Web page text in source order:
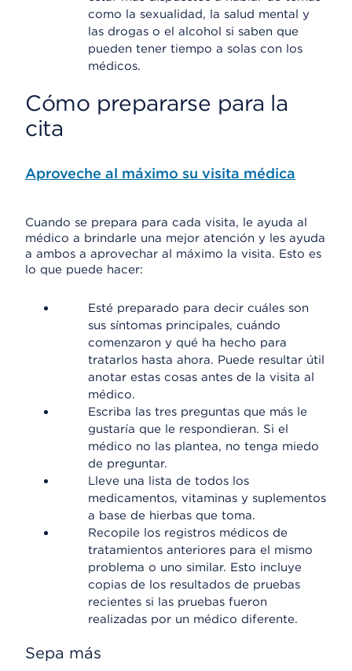
como la sexualidad, la salud mental y
las drogas o el alcohol si saben que
pueden tener tiempo a solas con los
médicos.
Cómo prepararse para la
cita
Aproveche al máximo su visita médica
Cuando se prepara para cada visita, le ayuda al
médico a brindarle una mejor atención y les ayuda
a ambos a aprovechar al máximo la visita. Esto es
lo que puede hacer:
Esté preparado para decir cuáles son
sus síntomas principales, cuándo
comenzaron y qué ha hecho para
tratarlos hasta ahora. Puede resultar útil
anotar estas cosas antes de la visita al
médico.
Escriba las tres preguntas que más le
gustaría que le respondieran. Si el
médico no las plantea, no tenga miedo
de preguntar.
Lleve una lista de todos los
medicamentos, vitaminas y suplementos
a base de hierbas que toma.
Recopile los registros médicos de
tratamientos anteriores para el mismo
problema o uno similar. Esto incluye
copias de los resultados de pruebas
recientes si las pruebas fueron
realizadas por un médico diferente.
Sepa más